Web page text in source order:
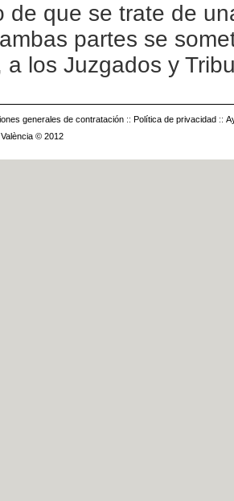
de que se trate de
partes se
a los Juzgados y
generales de contratación :: Política de privacidad ::
© 2012